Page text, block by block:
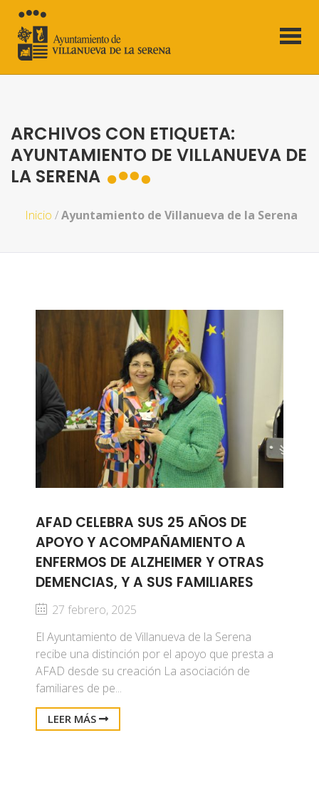
ARCHIVOS CON ETIQUETA:
AYUNTAMIENTO DE VILLANUEVA DE
LA SERENA
Inicio /Ayuntamiento de Villanueva de la Serena
AFAD CELEBRA SUS 25 AÑOS DE
APOYO Y ACOMPAÑAMIENTO A
ENFERMOS DE ALZHEIMER Y OTRAS
DEMENCIAS, Y A SUS FAMILIARES
27 febrero, 2025
El Ayuntamiento de Villanueva de la Serena
recibe una distinción por el apoyo que presta a
AFAD desde su creación La asociación de
familiares de pe...
LEER MÁS